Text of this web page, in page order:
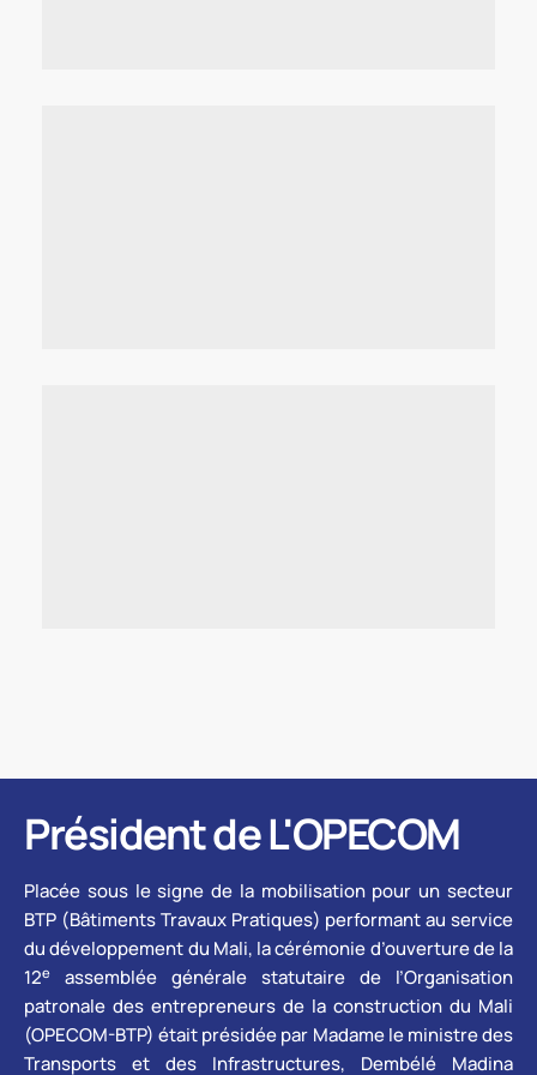
Président de L'OPECOM
Placée sous le signe de la mobilisation pour un secteur
BTP (Bâtiments Travaux Pratiques) performant au service
du développement du Mali, la cérémonie d’ouverture de la
12e
assemblée générale statutaire de l’Organisation
patronale des entrepreneurs de la construction du Mali
(OPECOM-BTP) était présidée par Madame le ministre des
Transports et des Infrastructures, Dembélé Madina